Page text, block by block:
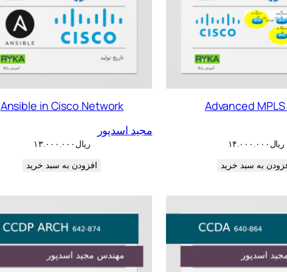
Advanced MPLS
ریال ۱۴.۰۰۰.۰۰۰
به سبد خرید
Ansible in Cisco Network
مجید اسدپور
ریال ۱۳.۰۰۰.۰۰۰
افزودن به سبد خرید